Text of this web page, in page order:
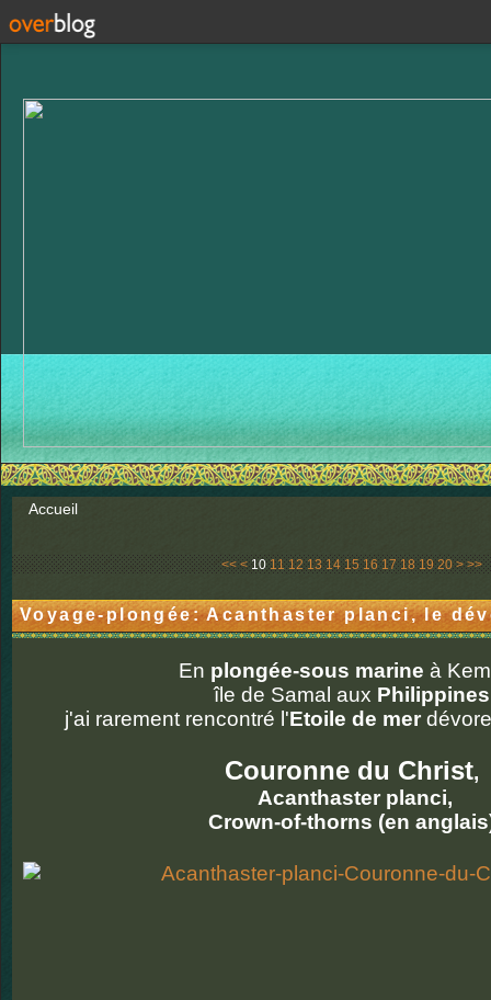
Accueil
<< < 10 11 12 13 14 15 16 17 18 19 2030
> >>
Voyage-plongée: Acanthaster planci, le
En plongée-sous marine à
île de Samal aux Philippines
j'ai rarement rencontré l'Etoile de mer
Couronne du Christ,
Acanthaster planci,
Crown-of-thorns (en